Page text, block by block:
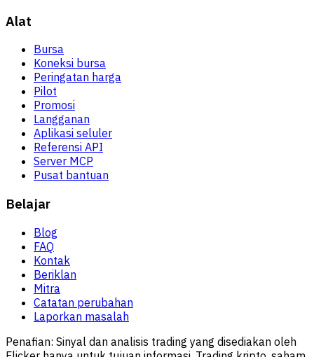
Alat
Bursa
Koneksi bursa
Peringatan harga
Pilot
Promosi
Langganan
Aplikasi seluler
Referensi API
Server MCP
Pusat bantuan
Belajar
Blog
FAQ
Kontak
Beriklan
Mitra
Catatan perubahan
Laporkan masalah
Penafian: Sinyal dan analisis trading yang disediakan oleh